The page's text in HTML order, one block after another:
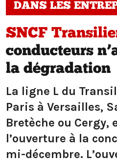
DANS LES
SNCF
conducteurs
la dégradation
La ligne L du
Paris à Versailles,
Bretèche ou Cergy,
l’ouverture à la
mi-décembre.